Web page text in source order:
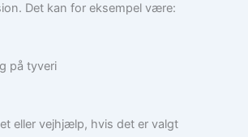
Det kan for eksempel være:
på tyveri
eller vejhjælp, hvis det er valgt